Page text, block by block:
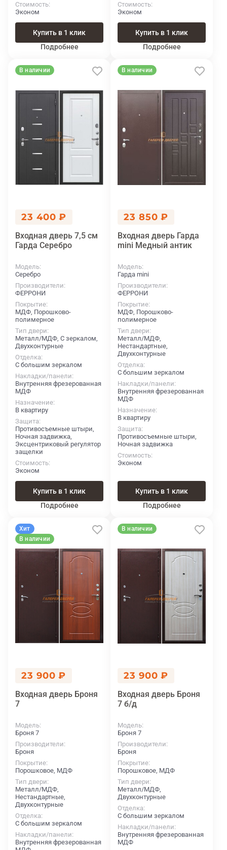
Стоимость
Эконом
Купить в 1 клик
Подробнее
Стоимость
Эконом
Купить в 1 клик
Подробнее
В наличии
23 400 ₽
Входная дверь 7,5 см
Гарда Серебро
Модель
Серебро
Производители
ФЕРРОНИ
Покрытие
МДФ, Порошково-
полимерное
Тип двери
Металл/МДФ, С зеркалом,
Двухконтурные
Отделка
С большим зеркалом
Накладки/панели
Внутренняя фрезерованная
МДФ
Назначение
В квартиру
Защита
Противосъемные штыри,
Ночная задвижка,
Эксцентриковый регулятор
защелки
Стоимость
Эконом
Купить в 1 клик
Подробнее
В наличии
23 850 ₽
Входная дверь Гарда
mini Медный антик
Модель
Гарда mini
Производители
ФЕРРОНИ
Покрытие
МДФ, Порошково-
полимерное
Тип двери
Металл/МДФ,
Нестандартные,
Двухконтурные
Отделка
С большим зеркалом
Накладки/панели
Внутренняя фрезерованная
МДФ
Назначение
В квартиру
Защита
Противосъемные штыри,
Ночная задвижка
Стоимость
Эконом
Купить в 1 клик
Подробнее
Хит
В наличии
23 900 ₽
Входная дверь Броня
7
Модель
Броня 7
Производители
Броня
Покрытие
Порошковое, МДФ
Тип двери
Металл/МДФ,
Нестандартные,
Двухконтурные
Отделка
С большим зеркалом
Накладки/панели
Внутренняя фрезерованная
В наличии
23 900 ₽
Входная дверь Броня
7 б/д
Модель
Броня 7
Производители
Броня
Покрытие
Порошковое, МДФ
Тип двери
Металл/МДФ,
Двухконтурные
Отделка
С большим зеркалом
Накладки/панели
Внутренняя фрезерованная
МДФ